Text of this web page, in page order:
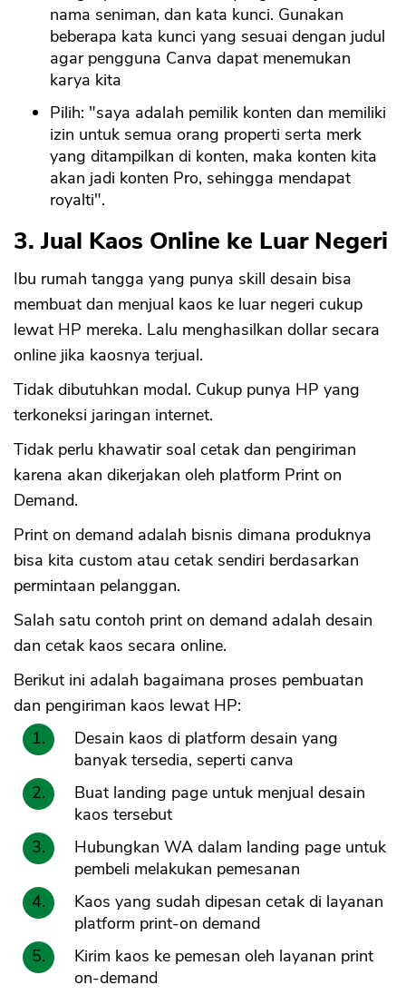
nama seniman, dan kata kunci. Gunakan
beberapa kata kunci yang sesuai dengan judul
agar pengguna Canva dapat menemukan
karya kita
Pilih: "saya adalah pemilik konten dan memiliki
izin untuk semua orang properti serta merk
yang ditampilkan di konten, maka konten kita
akan jadi konten Pro, sehingga mendapat
royalti".
3. Jual Kaos Online ke Luar Negeri
Ibu rumah tangga yang punya skill desain bisa
membuat dan menjual kaos ke luar negeri cukup
lewat HP mereka. Lalu menghasilkan dollar secara
online jika kaosnya terjual.
Tidak dibutuhkan modal. Cukup punya HP yang
terkoneksi jaringan internet.
Tidak perlu khawatir soal cetak dan pengiriman
karena akan dikerjakan oleh platform Print on
Demand.
Print on demand adalah bisnis dimana produknya
bisa kita custom atau cetak sendiri berdasarkan
permintaan pelanggan.
Salah satu contoh print on demand adalah desain
dan cetak kaos secara online.
Berikut ini adalah bagaimana proses pembuatan
dan pengiriman kaos lewat HP:
Desain kaos di platform desain yang
banyak tersedia, seperti canva
Buat landing page untuk menjual desain
kaos tersebut
Hubungkan WA dalam landing page untuk
pembeli melakukan pemesanan
Kaos yang sudah dipesan cetak di layanan
platform print-on demand
Kirim kaos ke pemesan oleh layanan print
on-demand